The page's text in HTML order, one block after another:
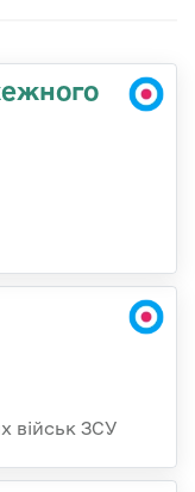
військ ЗСУ